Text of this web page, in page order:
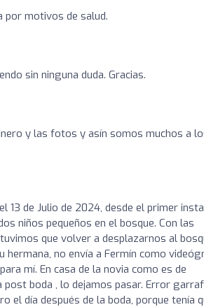
por motivos de salud.
sin ninguna duda. Gracias.
y las fotos y asín somos muchos a
13 de Julio de 2024, desde el primer
niños pequeños en el bosque. Con las
que volver a desplazarnos al
no envía a Fermín como
mí. En casa de la novia como es de
boda , lo dejamos pasar. Error
el día después de la boda, porque tenía